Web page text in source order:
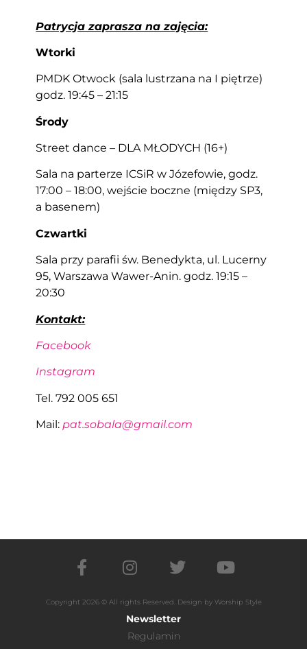
Patrycja zaprasza na zajęcia:
Wtorki
PMDK Otwock (sala lustrzana na I piętrze)
godz. 19:45 – 21:15
Środy
Street dance – DLA MŁODYCH (16+)
Sala na parterze ICSiR w Józefowie, godz.
17:00 – 18:00, wejście boczne (między SP3,
a basenem)
Czwartki
Sala przy parafii św. Benedykta, ul. Lucerny
95, Warszawa Wawer-Anin. godz. 19:15 –
20:30
Kontakt:
Facebook
Instagram
Tel. 792 005 651
Mail:pat.sobala@gmail.com
Copyright 2026 © All rights Reserved. Design by Worship Style
Newsletter
Regulamin